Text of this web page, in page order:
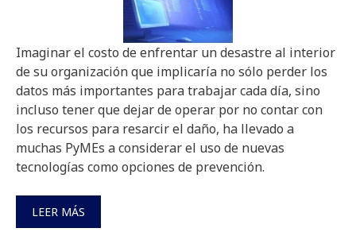
Imaginar el costo de enfrentar un desastre al interior
de su organización que implicaría no sólo perder los
datos más importantes para trabajar cada día, sino
incluso tener que dejar de operar por no contar con
los recursos para resarcir el daño, ha llevado a
muchas PyMEs a considerar el uso de nuevas
tecnologías como opciones de prevención.
LEER MÁS